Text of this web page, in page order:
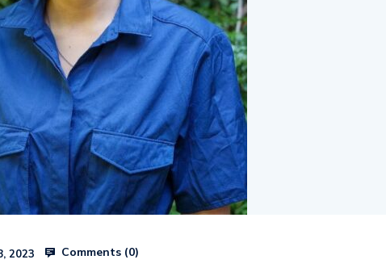
2023 Comments (0)